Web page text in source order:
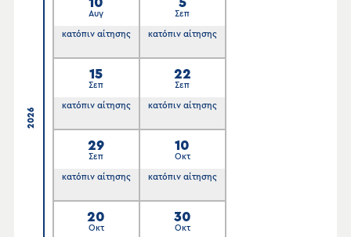
2026
Αυγ
κατόπιν αίτησης
Σεπ
κατόπιν αίτησης
15
Σεπ
κατόπιν αίτησης
22
Σεπ
κατόπιν αίτησης
29
Σεπ
κατόπιν αίτησης
10
Οκτ
κατόπιν αίτησης
20
Οκτ
30
Οκτ